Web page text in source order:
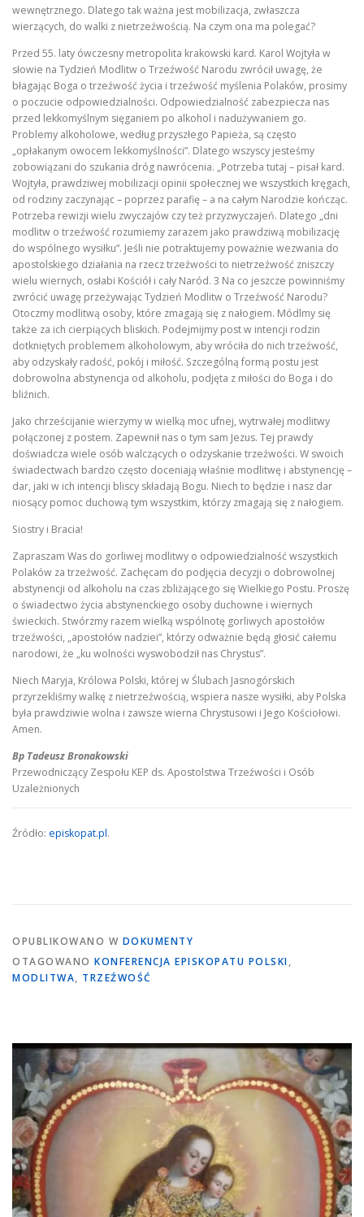
wewnętrznego. Dlatego tak ważna jest mobilizacja, zwłaszcza
wierzących, do walki z nietrzeźwością. Na czym ona ma polegać?
Przed 55. laty ówczesny metropolita krakowski kard. Karol Wojtyła w
słowie na Tydzień Modlitw o Trzeźwość Narodu zwrócił uwagę, że
błagając Boga o trzeźwość życia i trzeźwość myślenia Polaków, prosimy
o poczucie odpowiedzialności. Odpowiedzialność zabezpiecza nas
przed lekkomyślnym sięganiem po alkohol i nadużywaniem go.
Problemy alkoholowe, według przyszłego Papieża, są często
„opłakanym owocem lekkomyślności”. Dlatego wszyscy jesteśmy
zobowiązani do szukania dróg nawrócenia. „Potrzeba tutaj – pisał kard.
Wojtyła, prawdziwej mobilizacji opinii społecznej we wszystkich kręgach,
od rodziny zaczynając – poprzez parafię – a na całym Narodzie kończąc.
Potrzeba rewizji wielu zwyczajów czy też przyzwyczajeń. Dlatego „dni
modlitw o trzeźwość rozumiemy zarazem jako prawdziwą mobilizację
do wspólnego wysiłku”. Jeśli nie potraktujemy poważnie wezwania do
apostolskiego działania na rzecz trzeźwości to nietrzeźwość zniszczy
wielu wiernych, osłabi Kościół i cały Naród. 3 Na co jeszcze powinniśmy
zwrócić uwagę przeżywając Tydzień Modlitw o Trzeźwość Narodu?
Otoczmy modlitwą osoby, które zmagają się z nałogiem. Módlmy się
także za ich cierpiących bliskich. Podejmijmy post w intencji rodzin
dotkniętych problemem alkoholowym, aby wróciła do nich trzeźwość,
aby odzyskały radość, pokój i miłość. Szczególną formą postu jest
dobrowolna abstynencja od alkoholu, podjęta z miłości do Boga i do
bliźnich.
Jako chrześcijanie wierzymy w wielką moc ufnej, wytrwałej modlitwy
połączonej z postem. Zapewnił nas o tym sam Jezus. Tej prawdy
doświadcza wiele osób walczących o odzyskanie trzeźwości. W swoich
świadectwach bardzo często doceniają właśnie modlitwę i abstynencję –
dar, jaki w ich intencji bliscy składają Bogu. Niech to będzie i nasz dar
niosący pomoc duchową tym wszystkim, którzy zmagają się z nałogiem.
Siostry i Bracia!
Zapraszam Was do gorliwej modlitwy o odpowiedzialność wszystkich
Polaków za trzeźwość. Zachęcam do podjęcia decyzji o dobrowolnej
abstynencji od alkoholu na czas zbliżającego się Wielkiego Postu. Proszę
o świadectwo życia abstynenckiego osoby duchowne i wiernych
świeckich. Stwórzmy razem wielką wspólnotę gorliwych apostołów
trzeźwości, „apostołów nadziei”, którzy odważnie będą głosić całemu
narodowi, że „ku wolności wyswobodził nas Chrystus”.
Niech Maryja, Królowa Polski, której w Ślubach Jasnogórskich
przyrzekliśmy walkę z nietrzeźwością, wspiera nasze wysiłki, aby Polska
była prawdziwie wolna i zawsze wierna Chrystusowi i Jego Kościołowi.
Amen.
Bp Tadeusz Bronakowski
Przewodniczący Zespołu KEP ds. Apostolstwa Trzeźwości i Osób
Uzależnionych
Źródło: episkopat.pl.
OPUBLIKOWANO W DOKUMENTY
OTAGOWANO KONFERENCJA EPISKOPATU POLSKI,
MODLITWA, TRZEŹWOŚĆ